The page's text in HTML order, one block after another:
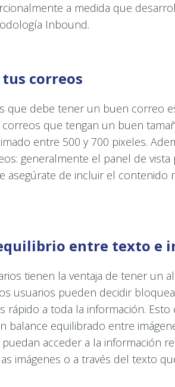
a medida que
Inbound.
tus correos
que debe tener un buen correo
que tengan un buen
entre 500 y 700 pixeles.
generalmente el panel de vista
asegúrate de incluir el contenido
entre texto e
tienen la ventaja de tener un
usuarios pueden decidir
rápido a toda la información. Esto
balance equilibrado entre
acceder a la información
imágenes o a través del texto